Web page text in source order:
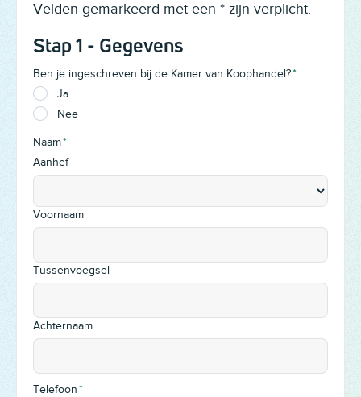
Velden gemarkeerd met een * zijn verplicht.
Stap 1 - Gegevens
Ben je ingeschreven bij de Kamer van Koophandel?*
Ja
Nee
Naam*
Aanhef
Voornaam
Tussenvoegsel
Achternaam
Telefoon *